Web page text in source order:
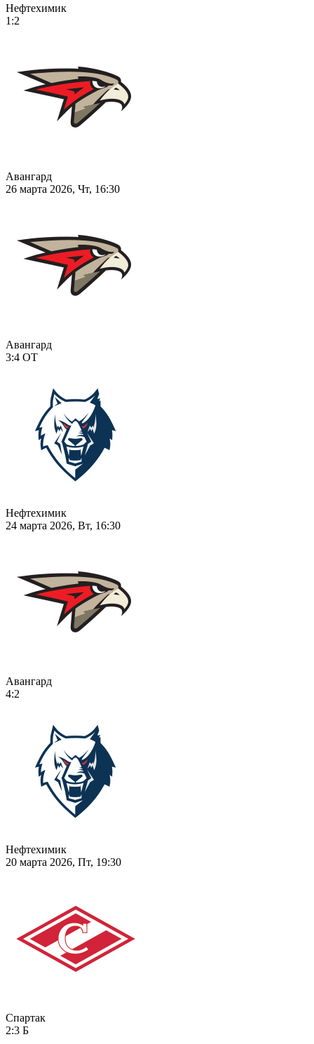
Нефтехимик
1:2
Авангард
26 марта 2026, Чт, 16:30
Авангард
3:4 ОТ
Нефтехимик
24 марта 2026, Вт, 16:30
Авангард
4:2
Нефтехимик
20 марта 2026, Пт, 19:30
Спартак
2:3 Б